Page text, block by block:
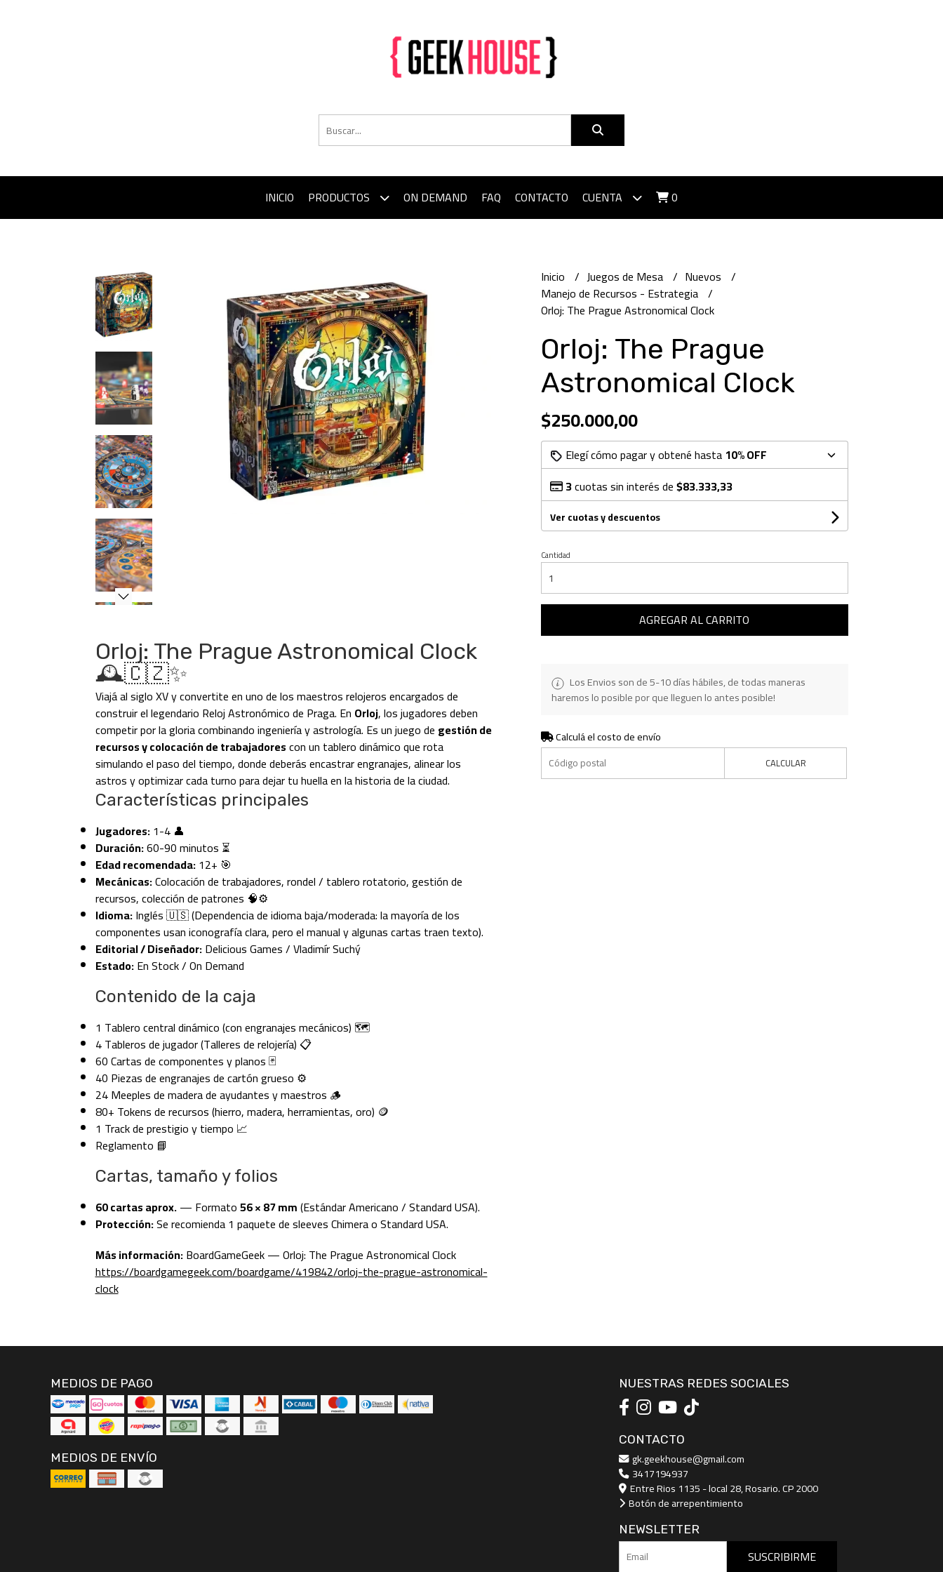
INICIO PRODUCTOS ON DEMAND FAQ CONTACTO CUENTA 0
Orloj: The Prague Astronomical Clock
🕰️🇨🇿✨
Viajá al siglo XV y convertite en uno de los maestros relojeros encargados de
construir el legendario Reloj Astronómico de Praga. En Orloj, los jugadores deben
competir por la gloria combinando ingeniería y astrología. Es un juego de gestión de
recursos y colocación de trabajadorescon un tablero dinámico que rota
simulando el paso del tiempo, donde deberás encastrar engranajes, alinear los
astros y optimizar cada turno para dejar tu huella en la historia de la ciudad.
Características principales
Jugadores:1-4 👤
Duración:60-90 minutos ⏳
Edad recomendada:12+ 🎯
Mecánicas:Colocación de trabajadores, rondel / tablero rotatorio, gestión de
recursos, colección de patrones 🧠⚙️
Idioma:Inglés 🇺🇸 (Dependencia de idioma baja/moderada: la mayoría de los
componentes usan iconografía clara, pero el manual y algunas cartas traen texto).
Editorial / Diseñador:Delicious Games / Vladimír Suchý
Estado:En Stock / On Demand
Contenido de la caja
1 Tablero central dinámico (con engranajes mecánicos) 🗺️
4 Tableros de jugador (Talleres de relojería) 📋
60 Cartas de componentes y planos 🃏
40 Piezas de engranajes de cartón grueso ⚙️
24 Meeples de madera de ayudantes y maestros 🪵
80+ Tokens de recursos (hierro, madera, herramientas, oro) 🪙
1 Track de prestigio y tiempo 📈
Reglamento 📘
Cartas, tamaño y folios
60 cartas aprox.— Formato56 × 87 mm(Estándar Americano / Standard USA).
Protección:Se recomienda 1 paquete de sleeves Chimera o Standard USA.
Más información:BoardGameGeek — Orloj: The Prague Astronomical Clock
https://boardgamegeek.com/boardgame/419842/orloj-the-prague-astronomical-
clock
Inicio Juegos de Mesa
Nuevos
Manejo de Recursos - Estrategia
Orloj: The Prague Astronomical Clock
Orloj: The Prague
Astronomical Clock
$250.000,00
Elegí cómo pagar y obtené hasta 10% OFF
3cuotas sin interés de$83.333,33
Ver cuotas y descuentos
Cantidad
AGREGAR AL CARRITO
Los Envios son de 5-10 días hábiles, de todas maneras
haremos lo posible por que lleguen lo antes posible!
Calculá el costo de envío
CALCULAR
MEDIOS DE PAGO
MEDIOS DE ENVÍO
NUESTRAS REDES SOCIALES
CONTACTO
gk.geekhouse@gmail.com
3417194937
Entre Rios 1135 - local 28, Rosario. CP 2000
Botón de arrepentimiento
NEWSLETTER
SUSCRIBIRME